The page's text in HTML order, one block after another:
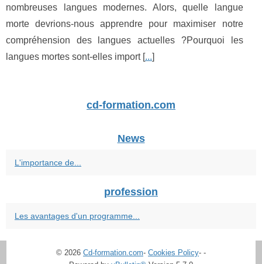
nombreuses langues modernes. Alors, quelle langue
morte devrions-nous apprendre pour maximiser notre
compréhension des langues actuelles ?Pourquoi les
langues mortes sont-elles import [...]
cd-formation.com
News
L'importance de...
profession
Les avantages d'un programme...
© 2026 Cd-formation.com- Cookies Policy- -